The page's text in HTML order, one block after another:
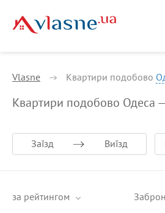
Vlasne Квартири подобово
Квартири подобово Одеса
Заїзд Виїзд
за рейтингом